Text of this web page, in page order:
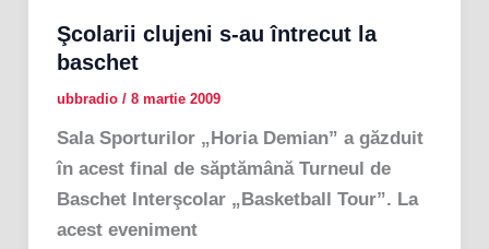
Şcolarii clujeni s-au întrecut la
baschet
ubbradio / 8 martie 2009
Sala Sporturilor „Horia Demian” a găzduit
în acest final de săptămână Turneul de
Baschet Interşcolar „Basketball Tour”. La
acest eveniment